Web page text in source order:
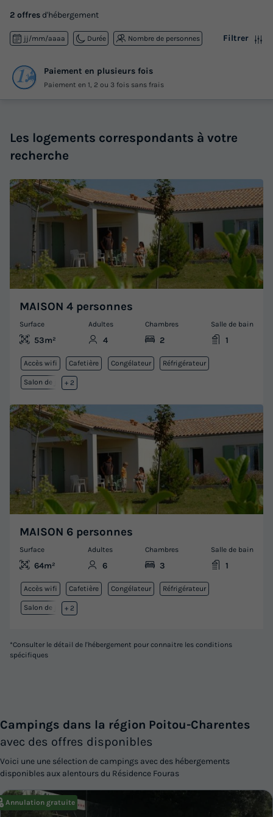
2 offres d'hébergement
jj/mm/aaaa Durée Nombre de personnes Filtrer
Paiement en plusieurs fois
Paiement en 1, 2 ou 3 fois sans frais
Les logements correspondants à votre
recherche
MAISON 4 personnes
Surface
53m²
Adultes
4
Chambres
2
Salle de bain
1
Accès wifi Cafetière Congélateur Réfrigérateur
Salon de jardin
+ 2
MAISON 6 personnes
Surface
64m²
Adultes
6
Chambres
3
Salle de bain
1
Accès wifi Cafetière Congélateur Réfrigérateur
Salon de jardin
+ 2
*Consulter le détail de l'hébergement pour connaitre les conditions
spécifiques
Campings dans la région Poitou-Charentes
avec des offres disponibles
Voici une une sélection de campings avec des hébergements
disponibles aux alentours du Résidence Fouras
Annulation gratuite